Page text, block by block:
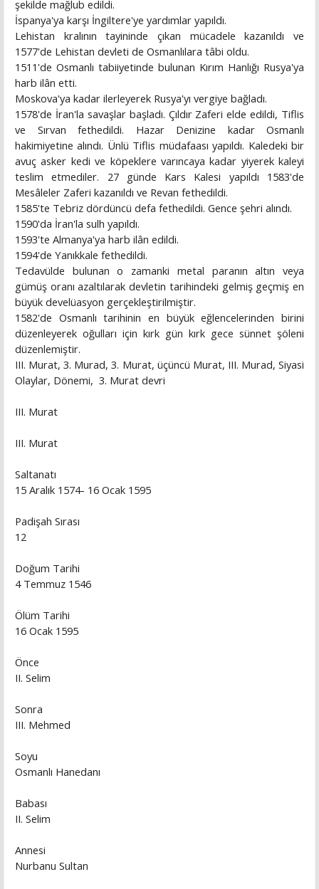
şekilde mağlub edildi.
İspanya'ya karşı İngiltere'ye yardımlar yapıldı.
Lehistan kralının tayininde çıkan mücadele kazanıldı ve
1577'de Lehistan devleti de Osmanlılara tâbi oldu.
1511'de Osmanlı tabiiyetinde bulunan Kırım Hanlığı Rusya'ya
harb ilân etti.
Moskova'ya kadar ilerleyerek Rusya'yı vergiye bağladı.
1578'de İran'la savaşlar başladı. Çıldır Zaferi elde edildi, Tiflis
ve Sırvan fethedildi. Hazar Denizine kadar Osmanlı
hakimiyetine alındı. Ünlü Tiflis müdafaası yapıldı. Kaledeki bir
avuç asker kedi ve köpeklere varıncaya kadar yiyerek kaleyi
teslim etmediler. 27 günde Kars Kalesi yapıldı 1583'de
Mesâleler Zaferi kazanıldı ve Revan fethedildi.
1585'te Tebriz dördüncü defa fethedildi. Gence şehri alındı.
1590'da İran'la sulh yapıldı.
1593'te Almanya'ya harb ilân edildi.
1594'de Yanıkkale fethedildi.
Tedavülde bulunan o zamanki metal paranın altın veya
gümüş oranı azaltılarak devletin tarihindeki gelmiş geçmiş en
büyük develüasyon gerçekleştirilmiştir.
1582'de Osmanlı tarihinin en büyük eğlencelerinden birini
düzenleyerek oğulları için kırk gün kırk gece sünnet şöleni
düzenlemiştir.
III. Murat, 3. Murad, 3. Murat, üçüncü Murat, III. Murad, Siyasi
Olaylar, Dönemi, 3. Murat devri
III. Murat
III. Murat
Saltanatı
15 Aralık 1574- 16 Ocak 1595
Padişah Sırası
12
Doğum Tarihi
4 Temmuz 1546
Ölüm Tarihi
16 Ocak 1595
Önce
II. Selim
Sonra
III. Mehmed
Soyu
Osmanlı Hanedanı
Babası
II. Selim
Annesi
Nurbanu Sultan